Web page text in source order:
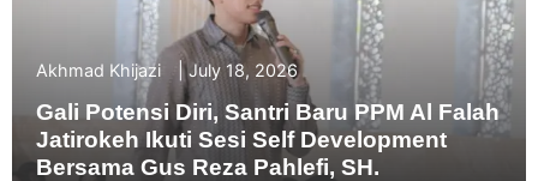
Akhmad Khijazi July 18, 2026
Gali Potensi Diri, Santri Baru PPM Al Falah
Jatirokeh Ikuti Sesi Self Development
Bersama Gus Reza Pahlefi, SH.